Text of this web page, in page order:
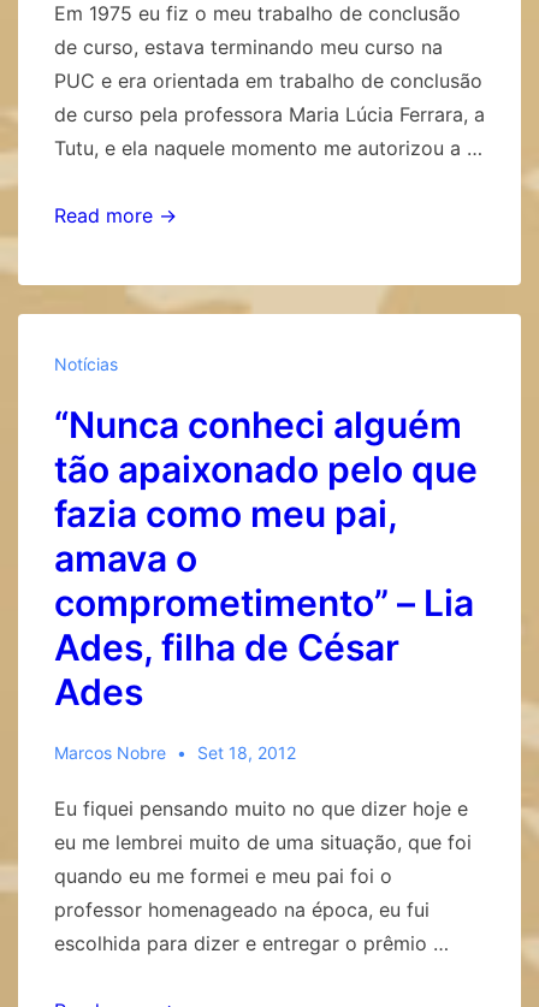
do
Instituto
de
Psicologia
da
Em 1975 eu fiz o meu trabalho de conclusão
de curso, estava terminando meu curso na
PUC e era orientada em trabalho de conclusão
de curso pela professora Maria Lúcia Ferrara, a
Tutu, e ela naquele momento me autorizou a …
“César
uma
psicologia
a
construção
do
futuro
em
sociedade”
–
Ana
presidente
Instituto
Silvia
Lane
Read more →
Notícias
“Nunca conheci alguém
tão apaixonado pelo que
fazia como meu pai,
amava o
comprometimento” – Lia
Ades, filha de César
Ades
Marcos Nobre Set 18, 2012
Eu fiquei pensando muito no que dizer hoje e
eu me lembrei muito de uma situação, que foi
quando eu me formei e meu pai foi o
professor homenageado na época, eu fui
escolhida para dizer e entregar o prêmio …